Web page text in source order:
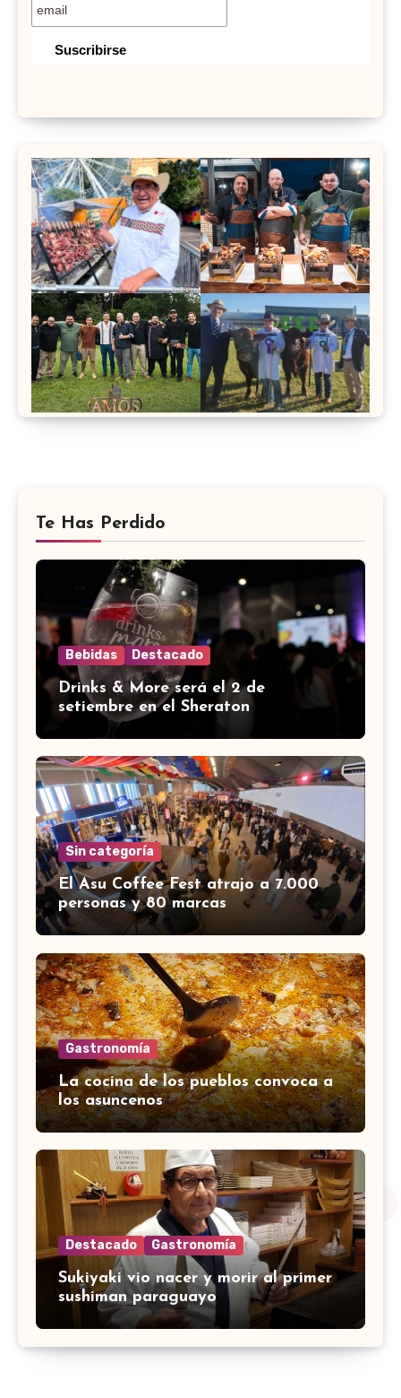
Te Has Perdido
Bebidas Destacado
Drinks & More será el 2 de
setiembre en el Sheraton
Sin categoría
El Asu Coffee Fest atrajo a 7.000
personas y 80 marcas
Gastronomía
La cocina de los pueblos convoca a
los asuncenos
Destacado Gastronomía
Sukiyaki vio nacer y morir al primer
sushiman paraguayo